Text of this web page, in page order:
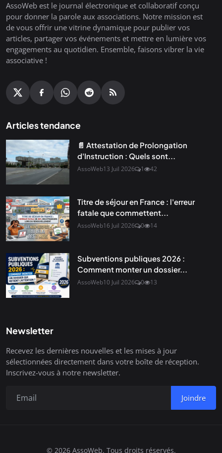
AssoWeb est le journal électronique et collaboratif conçu
pour donner la parole aux associations. Notre mission est
de vous offrir une vitrine dynamique pour publier vos
articles, partager vos événements et mettre en lumière vos
engagements au quotidien. Ensemble, faisons vibrer la vie
associative !
Articles tendance
📄 Attestation de Prolongation
d'Instruction : Quels sont...
AssoWeb13 Juil 2026 1 42
Titre de séjour en France : l'erreur
fatale que commettent...
AssoWeb16 Juil 2026 0 14
Subventions publiques 2026 :
Comment monter un dossier...
AssoWeb10 Juil 2026 0 13
Newsletter
Recevez les dernières nouvelles et les mises à jour
sélectionnées directement dans votre boîte de réception.
Inscrivez-vous à notre newsletter.
Joindre
© 2026 AssoWeb. Tous droits réservés.